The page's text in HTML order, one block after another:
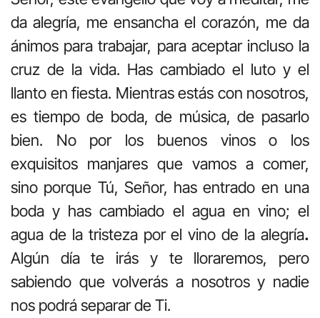
da alegría, me ensancha el corazón, me da
ánimos para trabajar, para aceptar incluso la
cruz de la vida. Has cambiado el luto y el
llanto en fiesta. Mientras estás con nosotros,
es tiempo de boda, de música, de pasarlo
bien. No por los buenos vinos o los
exquisitos manjares que vamos a comer,
sino porque Tú, Señor, has entrado en una
boda y has cambiado el agua en vino; el
agua de la tristeza por el vino de la alegría.
Algún día te irás y te lloraremos, pero
sabiendo que volverás a nosotros y nadie
nos podrá separar de Ti.